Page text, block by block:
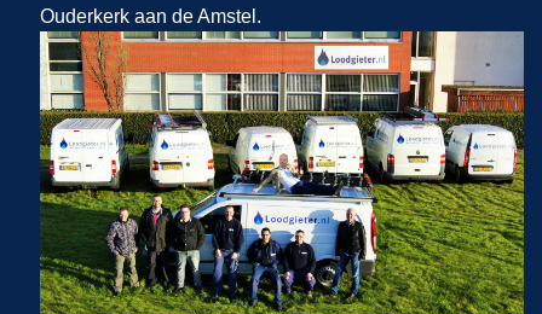
Ouderkerk aan de Amstel.